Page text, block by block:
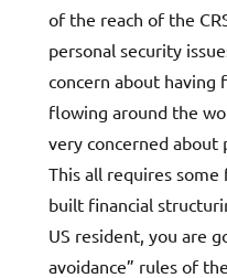
of the reach of the
personal security
concern about having
flowing around the
very concerned about
This all requires
built financial
US resident, you are
avoidance” rules of